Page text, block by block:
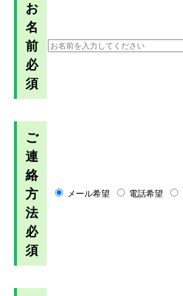
お
名
前
必
須
ご
連
絡
方
法
必
須
メール希望 電話希望